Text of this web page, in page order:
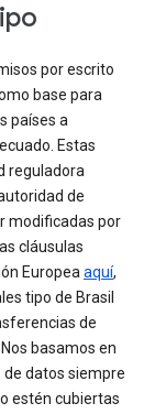
por escrito
base para
países a
Estas
reguladora
de
modificadas por
cláusulas
Europeaaquí,
tipo de Brasil
de
basamos en
datos siempre
estén cubiertas